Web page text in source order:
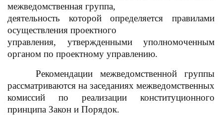
межведомственная группа,
деятельность которой определяется правилами
осуществления проектного
управления, утвержденными уполномоченным
органом по проектному управлению.
Рекомендации межведомственной группы
рассматриваются на заседаниях межведомственных
комиссий по реализации конституционного
принципа Закон и Порядок.